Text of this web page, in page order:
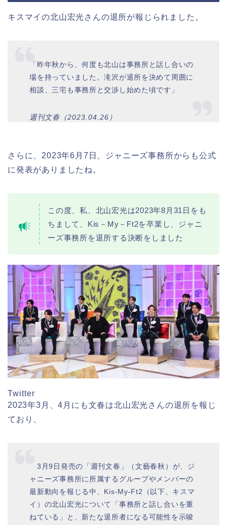
キスマイの北山宏光さんの退所が報じられました。
「昨年秋から、何度も北山は事務所と話し合いの
場を持っていました。滝沢が退所を決めて周囲に
相談、三宅も事務所と交渉し始めた頃です」
週刊文春（2023.04.26）
さらに、2023年6月7日、ジャニーズ事務所からも公式
に発表がありましたね。
この度、私、北山宏光は2023年8月31日をも
ちまして、Kis－My－Ft2を卒業し、ジャニ
ーズ事務所を退所する決断をしました
Twitter
2023年3月、4月にも文春は北山宏光さんの退所を報じ
ており、
3月9日発売の「週刊文春」（文藝春秋）が、ジ
ャニーズ事務所に所属するグループやメンバーの
最新動向を報じる中、Kis-My-Ft2（以下、キスマ
イ）の北山宏光について「事務所と話し合いを重
ねている」と、新たな退所者になる可能性を示唆